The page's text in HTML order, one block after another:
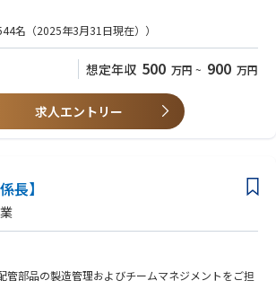
（自動車）、産機市場向けIGBT）
して、当社の強味をさらに強化し、市場での立ち位
しております。
歳、滋賀（MMIセミコンダクター社）の他、開発セ
ます。
では、多種多様な事業を有しているため、モーター
業などの様々な事業と密に連携することにより、
≫
イム上場のミネベアミツミグループの技術開発部
ツミ部品製造部の拠点として広い敷地内に開発環境
ね備えた重要な事業所の一つです。
的には各工場に対して一人で省エネ活動の提案・推
に成長することを期待しております。
、PowerPoint 等）
実行しているチームの中で、他部門も巻き込んでの
いう社会課題に対して直接的に貢献ができます。特
ンニュートラル達成を目標とする企業が多い中で、
ラル30年達成という先行目標を掲げる同社において
た技術や施策を実行できるチャンスが数多くありま
といった専門部門とも密に連携しており、多くの人
目標に向かって取り組みを行いたい人にとっては、
術営業・フィールドエンジニアとして省エネ提案を
コンサルタント、エネルギーソリューション技
エネルギー診断などに携わってきた方。
エネ診断、対策立案できる方
名（2025年3月31日現在））
想定年収 500 万円 ~ 900 万円
求人エントリー
長】
管部品の製造管理およびチームマネジメントをご担